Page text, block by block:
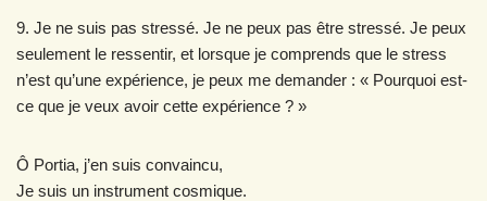
9. Je ne suis pas stressé. Je ne peux pas être stressé. Je peux
seulement le ressentir, et lorsque je comprends que le stress
n’est qu’une expérience, je peux me demander : « Pourquoi est-
ce que je veux avoir cette expérience ? »
Ô Portia, j’en suis convaincu,
Je suis un instrument cosmique.